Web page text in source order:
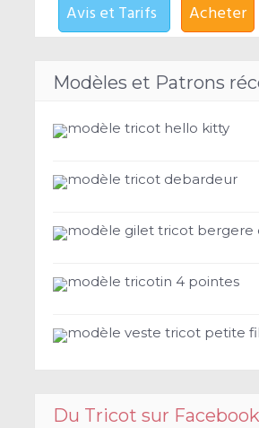
Acheter
Avis et Tarifs
Modèles et Patrons
modèle tricot hello kitty
modèle tricot debardeur
modèle gilet tricot bergere
modèle tricotin 4 pointes
modèle veste tricot petite
Du Tricot sur